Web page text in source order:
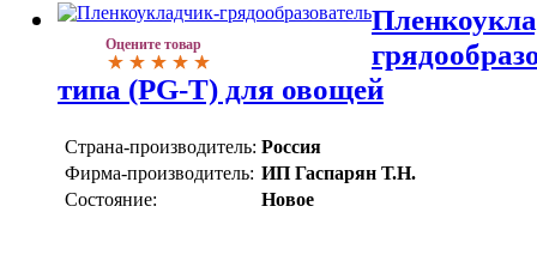
Оцените товар
типа (PG-T) для овощей
Страна-производитель: Россия
Фирма-производитель: ИП Гаспарян Т.Н.
Состояние:
Новое